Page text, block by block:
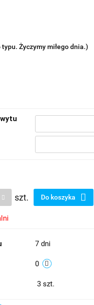
Życzymy miłego dnia.)
szt. Do koszyka
7 dni
0
3 szt.